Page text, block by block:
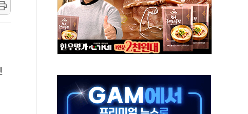
원 주택 검토, 민주당 스스로 원칙 뒤집는 것"
위 지속…청주·진천 35도, 곳곳 소나기
권 폐지·공소청 출범…피해자들 '범죄 사각지대' 우려
인정보 보안 새판 짠다…'자율규제단체' 타진
·인천 경선 발표...김민석 '재역전' vs 정청래 '격차 확대'
쇼크에 금리 인상 우려 후퇴…S&P500 최고치
이사 해임 재추진…"26일까지 의혹 소명" 요구